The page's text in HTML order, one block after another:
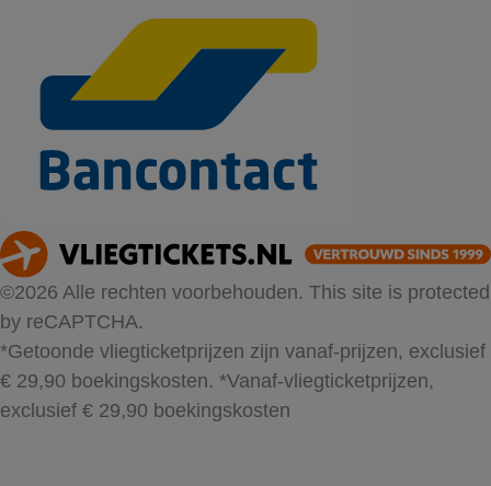
©2026 Alle rechten voorbehouden. This site is protected
by reCAPTCHA.
*Getoonde vliegticketprijzen zijn vanaf-prijzen, exclusief
€ 29,90 boekingskosten. *Vanaf-vliegticketprijzen,
exclusief € 29,90 boekingskosten